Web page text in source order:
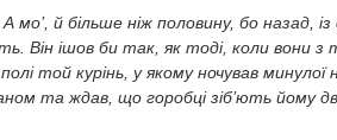
й більше ніж половину, бо назад, із
Він ішов би так, як тоді, коли вони з
той курінь, у якому ночував
та ждав, що горобці зіб’ють йому